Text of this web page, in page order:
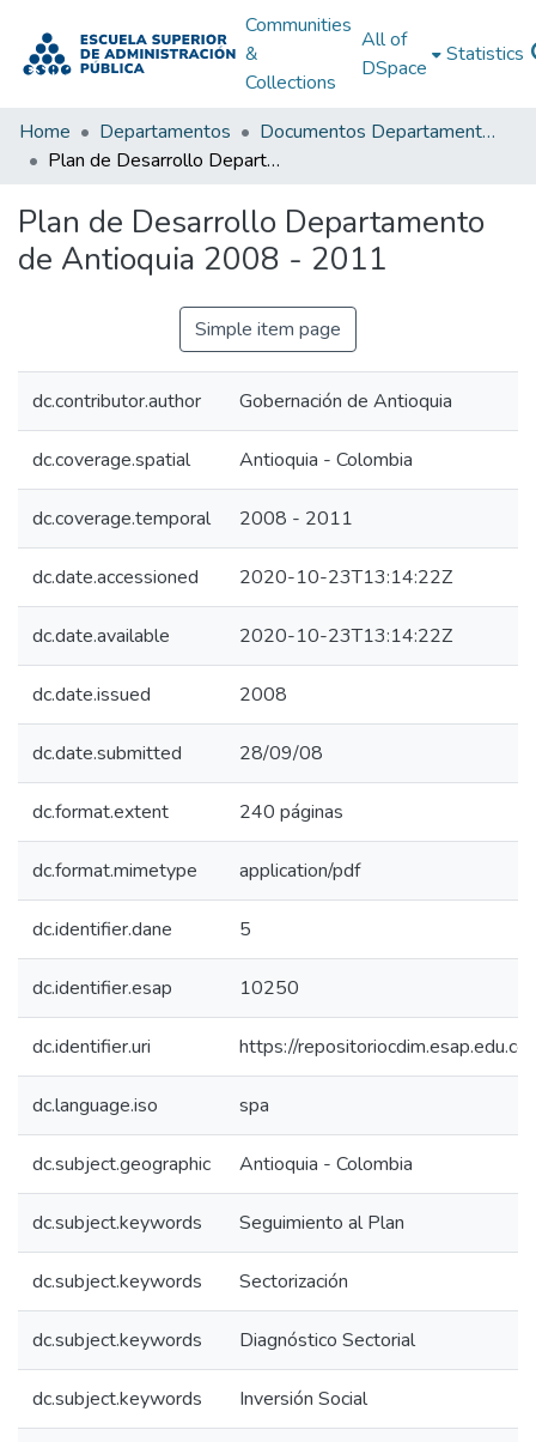
Communities
&
Collections
All of
DSpace
Statistics
Home Departamentos
Documentos Departamentales
Plan de Desarrollo Departamento de Antioquia 2008 - 2011
Plan de Desarrollo Departamento
de Antioquia 2008 - 2011
Simple item page
dc.contributor.author Gobernación de Antioquia
dc.coverage.spatial Antioquia - Colombia
dc.coverage.temporal 2008 - 2011
dc.date.accessioned 2020-10-23T13:14:22Z
dc.date.available 2020-10-23T13:14:22Z
dc.date.issued 2008
dc.date.submitted 28/09/08
dc.format.extent 240 páginas
dc.format.mimetype application/pdf
dc.identifier.dane 5
dc.identifier.esap 10250
dc.identifier.uri https://
dc.language.iso spa
dc.subject.geographic Antioquia - Colombia
dc.subject.keywords Seguimiento al Plan
dc.subject.keywords Sectorización
dc.subject.keywords Diagnóstico Sectorial
dc.subject.keywords Inversión Social